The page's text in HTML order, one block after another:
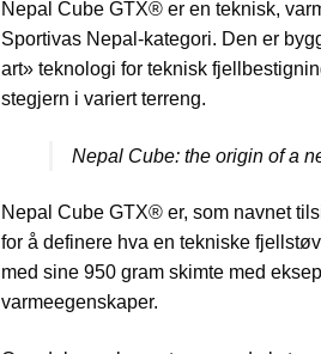
Nepal Cube GTX® er en teknisk,
Sportivas Nepal-kategori. Den er
art» teknologi for teknisk
stegjern i variert terreng.
Nepal Cube: the origin of a
Nepal Cube GTX® er, som navnet
for å definere hva en tekniske
med sine 950 gram skimte med
varmeegenskaper.